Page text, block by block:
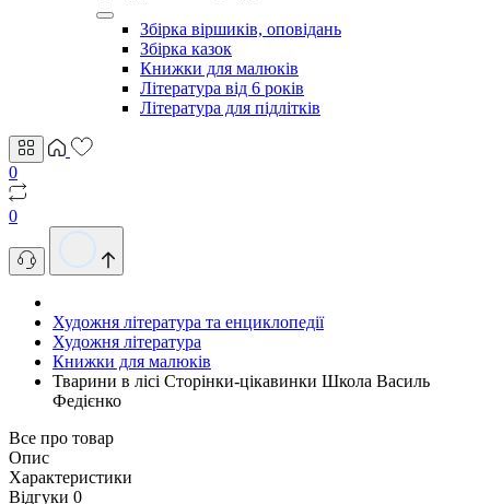
Збірка віршиків, оповідань
Збірка казок
Книжки для малюків
Література від 6 років
Література для підлітків
0
0
Художня література та енциклопедії
Художня література
Книжки для малюків
Тварини в лісі Сторінки-цікавинки Школа Василь
Федієнко
Все про товар
Опис
Характеристики
Відгуки 0